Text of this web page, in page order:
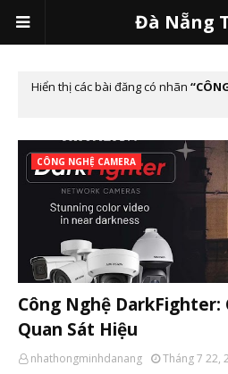
Đà Nẵng
Hiển thị các bài đăng có nhãn
CÔNG NGHỆ CAMERA
Công Nghệ DarkFighter:
Quan Sát Hiệu
nhathongminhdanang Tháng 7 22,